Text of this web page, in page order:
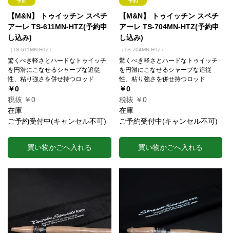
【M&N】 トゥイッチン スペチ
アーレ TS-611MN-HTZ(予約申
し込み)
（TS-611MN-HTZ）
驚くべき軽さとハードなトゥイッチ
を円滑にこなせるシャープな追従
性、粘り強さを併せ持つロッド
￥0
税抜 ￥0
在庫
ご予約受付中(キャンセル不可)
買い物かごへ入れる
【M&N】 トゥイッチン スペチ
アーレ TS-704MN-HTZ(予約申
し込み)
（TS-704MN-HTZ）
驚くべき軽さとハードなトゥイッチ
を円滑にこなせるシャープな追従
性、粘り強さを併せ持つロッド
￥0
税抜 ￥0
在庫
ご予約受付中(キャンセル不可)
買い物かごへ入れる